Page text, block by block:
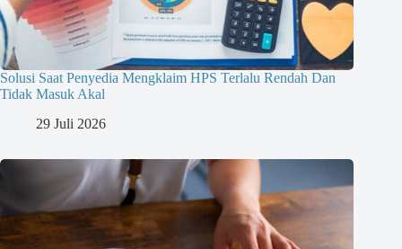
Solusi Saat Penyedia Mengklaim HPS Terlalu Rendah Dan
Tidak Masuk Akal
29 Juli 2026